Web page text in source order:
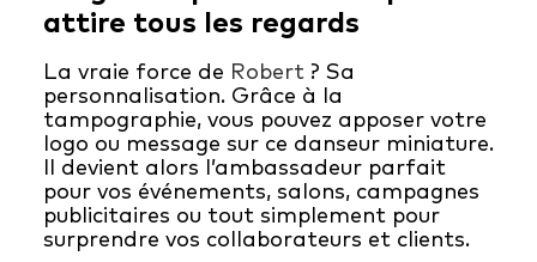
attire tous les regards
La vraie force de Robert ? Sa
personnalisation. Grâce à la
tampographie, vous pouvez apposer votre
logo ou message sur ce danseur miniature.
Il devient alors l’ambassadeur parfait
pour vos événements, salons, campagnes
publicitaires ou tout simplement pour
surprendre vos collaborateurs et clients.